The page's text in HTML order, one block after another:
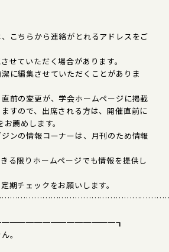
、こちらから連絡がとれるアドレスをご
せていただく場合があります。
に編集させていただくことがありま
前の変更が、学会ホームページに掲載
すので、出席される方は、開催直前に
薦めします。
ジンの情報コーナーは、月刊のため情報
る限りホームページでも情報を提供し
期チェックをお願いします。
。